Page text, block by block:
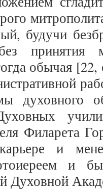
будучи
принятия
обычая
духовного
Филарета
и
и
Духовной